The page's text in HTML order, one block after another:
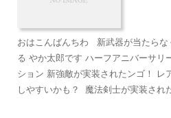
おはこんばんちわ 新武器が当たらな
る やか太郎です ハーフアニバーサリ
ション 新強敵が実装されたンゴ！ レ
しやすいかも？ 魔法剣士が実装され